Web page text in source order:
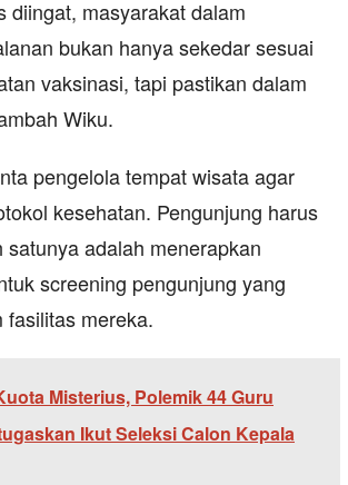
diingat, masyarakat dalam
bukan hanya sekedar sesuai
vaksinasi, tapi pastikan dalam
Wiku.
pengelola tempat wisata agar
kesehatan. Pengunjung harus
satunya adalah menerapkan
screening pengunjung yang
fasilitas mereka.
Misterius, Polemik 44 Guru
Ikut Seleksi Calon Kepala